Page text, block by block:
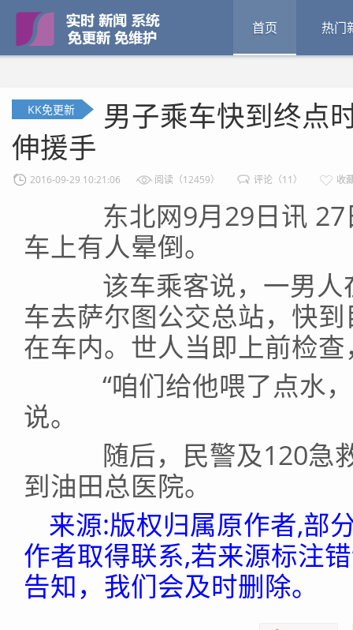
首页 热门
KK免更新
男子乘车快到终点
伸援手
2016-09-29 10:21:06 阅读（12459） 评论（11） 收
东北网9月29日讯 27
车上有人晕倒。
该车乘客说，一男人
车去萨尔图公交总站，快
在车内。世人当即上前检
“咱们给他喂了点水，
说。
随后，民警及120急
到油田总医院。
来源:版权归属原作者,部
作者取得联系,若来源标注
告知，我们会及时删除。